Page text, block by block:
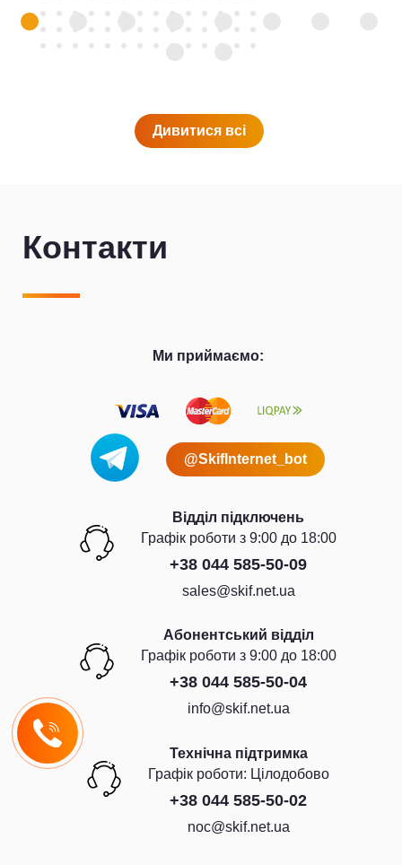
Дивитися всi
Контакти
Ми приймаємо:
@SkifInternet_bot
Відділ підключень
Графiк роботи з 9:00 до 18:00
+38 044 585-50-09
sales@skif.net.ua
Абонентський відділ
Графiк роботи з 9:00 до 18:00
+38 044 585-50-04
info@skif.net.ua
Технічна підтримка
Графiк роботи: Цiлодобово
+38 044 585-50-02
noc@skif.net.ua